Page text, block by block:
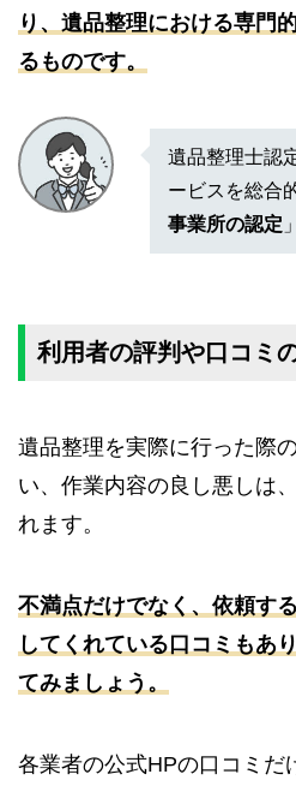
り、遺品整理における専門
るものです。
遺品整理士認
ービスを総合
事業所の認定
利用者の評判や口コミ
遺品整理を実際に行った際
い、作業内容の良し悪しは
れます。
不満点だけでなく、依頼す
してくれている口コミもあ
てみましょう。
各業者の公式HPの口コミだ